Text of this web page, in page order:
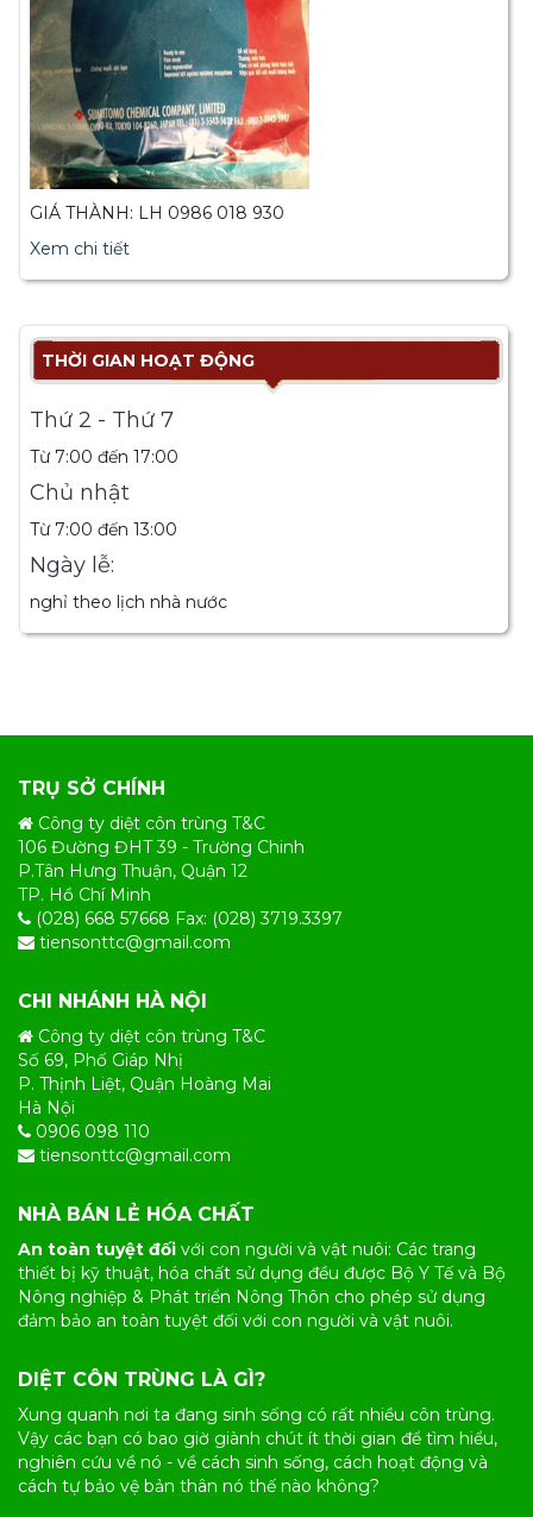
GIÁ THÀNH: LH 0986 018 930
Xem chi tiết
THỜI GIAN HOẠT ĐỘNG
Thứ 2 - Thứ 7
Từ 7:00 đến 17:00
Chủ nhật
Từ 7:00 đến 13:00
Ngày lễ:
nghỉ theo lịch nhà nước
TRỤ SỞ CHÍNH
Công ty diệt côn trùng T&C
106 Đường ĐHT 39 - Trường Chinh
P.Tân Hưng Thuận, Quận 12
TP. Hồ Chí Minh
(028) 668 57668 Fax: (028) 3719.3397
tiensonttc@gmail.com
CHI NHÁNH HÀ NỘI
Công ty diệt côn trùng T&C
Số 69, Phố Giáp Nhị
P. Thịnh Liệt, Quận Hoàng Mai
Hà Nội
0906 098 110
tiensonttc@gmail.com
NHÀ BÁN LẺ HÓA CHẤT
An toàn tuyệt đối với con người và vật nuôi: Các trang
thiết bị kỹ thuật, hóa chất sử dụng đều được Bộ Y Tế và Bộ
Nông nghiệp & Phát triển Nông Thôn cho phép sử dụng
đảm bảo an toàn tuyệt đối với con người và vật nuôi.
DIỆT CÔN TRÙNG LÀ GÌ?
Xung quanh nơi ta đang sinh sống có rất nhiều côn trùng.
Vậy các bạn có bao giờ giành chút ít thời gian để tìm hiểu,
nghiên cứu về nó - về cách sinh sống, cách hoạt động và
cách tự bảo vệ bản thân nó thế nào không?